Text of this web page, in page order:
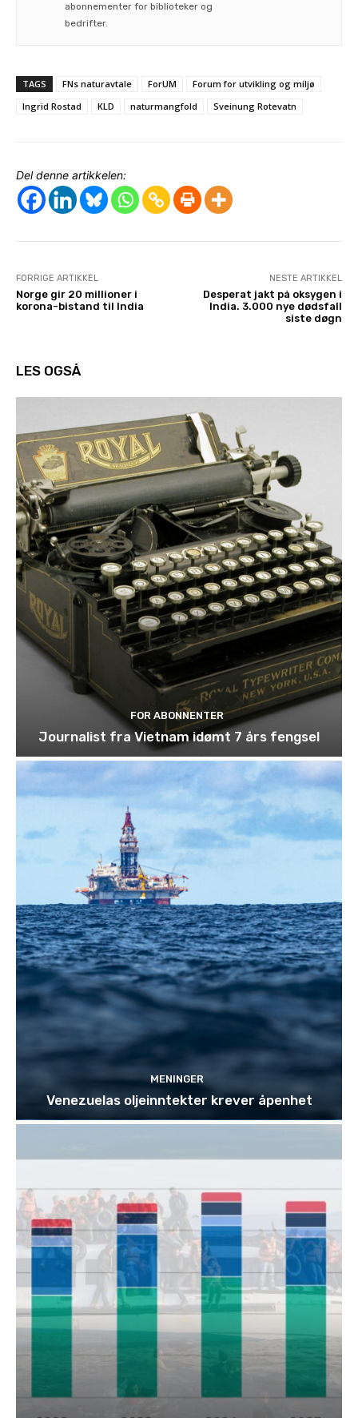
abonnementer for biblioteker og
bedrifter.
TAGS FNs naturavtale ForUM
Forum for utvikling og miljø
Ingrid Rostad
KLD naturmangfold Sveinung Rotevatn
Del denne artikkelen:
FORRIGE ARTIKKEL
Norge gir 20 millioner i
korona-bistand til India
NESTE ARTIKKEL
Desperat jakt på oksygen i
India. 3.000 nye dødsfall
siste døgn
LES OGSÅ
FOR ABONNENTER
Journalist fra Vietnam idømt 7 års fengsel
MENINGER
Venezuelas oljeinntekter krever åpenhet